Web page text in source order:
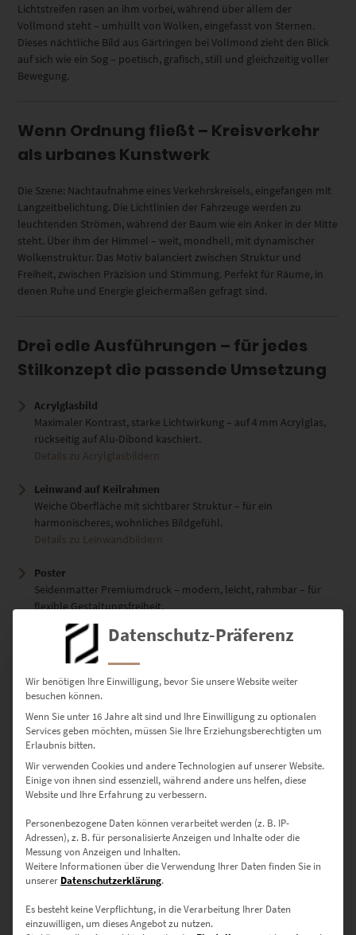
Lichtstreifen rasen an ihm vorbei, während über allem der
Vollmond steht – umhüllt von Wolken, eingefasst von Sternen.
Dieses nächtliche Bild aus Gärtringen bei Vollmond zieht den Blick
auf sich wie ein Sog – poetisch, grafisch, still und gleichzeitig voller
Bewegung.
Wenn Ordnung fließt – Kreisverkehr
als urbanes Kunstwerk
Die Szene: Nachtaufnahme eines Verkehrskreisels, eingefangen mit
Langzeitbelichtung. Die Lichtlinien der Fahrzeuge werden zu
leuchtenden Strömen, während der Baum wie ein Anker in der Mitte
steht. Über ihm der Himmel – weit, mondhell, mit dynamischer
Wolkenstruktur. Das Motiv balanciert zwischen Struktur und
Freiheit, zwischen Präzision und Stimmung. Perfekt für Räume, in
denen Ruhe und Energie gleichermaßen gefragt sind.
Drei edle Ausführungen – für jedes
Stilkonzept die passende Umsetzung
Acrylglasbild
Maximaler Kontrast, starke Lichtwirkung – auf 4 mm Acrylglas,
rückseitig auf Alu-Dibond kaschiert.
Details zu Acrylglasbildern
Leinwand auf Keilrahmen
Weiche Oberfläche mit sichtbarer Struktur – für ein
harmonischeres, wohnliches Bildgefühl.
Details zu Leinwandbildern
Poster
Seidenmatter Premiumdruck – modern, leicht, rahmbar – für
flexible Gestaltungsfreiheit.
Details zu Postern
Erhältliche Größen – für kleine Räume
& große Ideen
30 × 20 cm – Ideal für kleine Wände oder als Geschenk mit
45 × 30 cm – Für Flure, Wartebereiche oder den privaten
60 × 40 cm – Wirkt prägnant in modernen Wohn- oder
Besprechungsräumen
75 × 50 cm – Bringt grafische Klarheit in Lounge- oder
Empfangsbereiche
Datenschutz-Präferenz
Wir benötigen Ihre Einwilligung, bevor Sie unsere Website weiter
besuchen können.
Wenn Sie unter 16 Jahre alt sind und Ihre Einwilligung zu optionalen
Services geben möchten, müssen Sie Ihre Erziehungsberechtigten um
Erlaubnis bitten.
Wir verwenden Cookies und andere Technologien auf unserer Website.
Einige von ihnen sind essenziell, während andere uns helfen, diese
Website und Ihre Erfahrung zu verbessern.
Personenbezogene Daten können verarbeitet werden (z. B. IP-
Adressen), z. B. für personalisierte Anzeigen und Inhalte oder die
Messung von Anzeigen und Inhalten.
Weitere Informationen über die Verwendung Ihrer Daten finden Sie in
unserer Datenschutzerklärung.
Es besteht keine Verpflichtung, in die Verarbeitung Ihrer Daten
einzuwilligen, um dieses Angebot zu nutzen.